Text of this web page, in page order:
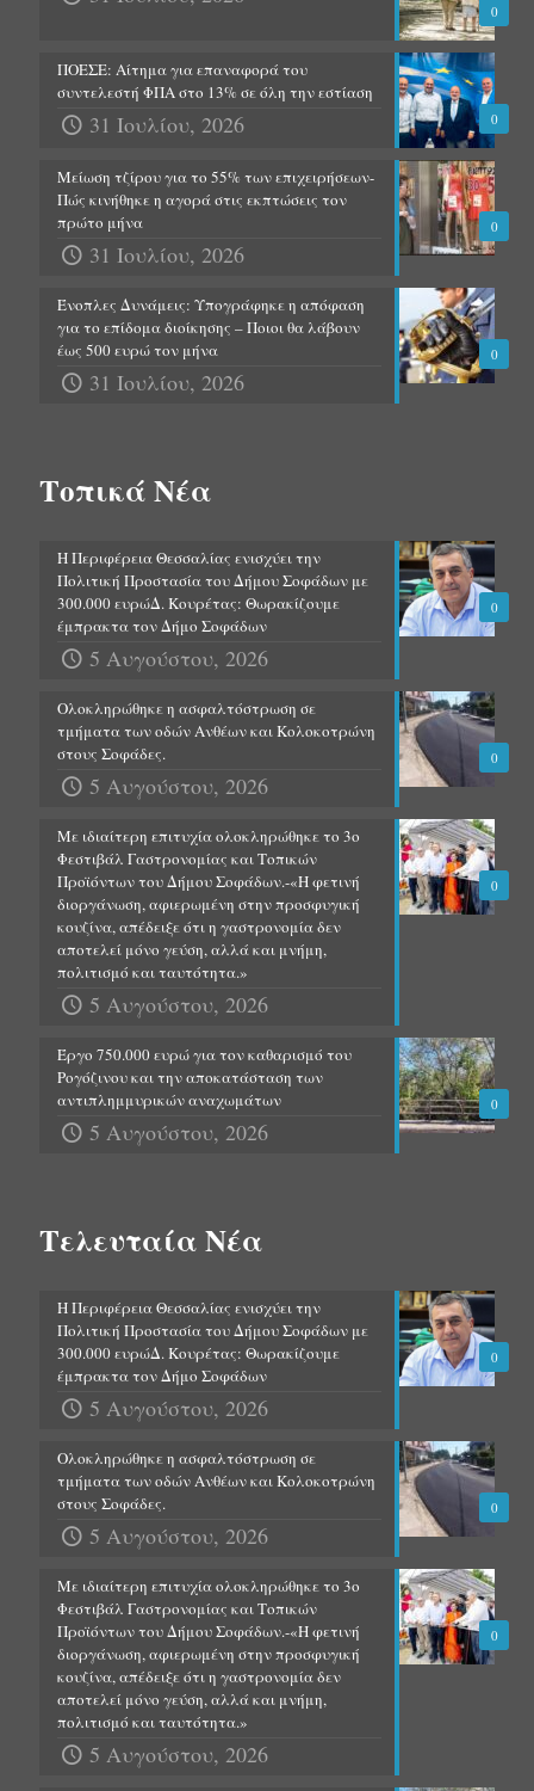
0
0
ΠΟΕΣΕ: Αίτημα για επαναφορά του
συντελεστή ΦΠΑ στο 13% σε όλη την εστίαση
31 Ιουλίου, 2026
0
Μείωση τζίρου για το 55% των επιχειρήσεων-
Πώς κινήθηκε η αγορά στις εκπτώσεις τον
πρώτο μήνα
31 Ιουλίου, 2026
0
Ένοπλες Δυνάμεις: Υπογράφηκε η απόφαση
για το επίδομα διοίκησης – Ποιοι θα λάβουν
έως 500 ευρώ τον μήνα
31 Ιουλίου, 2026
Τοπικά Νέα
0
Η Περιφέρεια Θεσσαλίας ενισχύει την
Πολιτική Προστασία του Δήμου Σοφάδων με
300.000 ευρώΔ. Κουρέτας: Θωρακίζουμε
έμπρακτα τον Δήμο Σοφάδων
5 Αυγούστου, 2026
0
Ολοκληρώθηκε η ασφαλτόστρωση σε
τμήματα των οδών Ανθέων και Κολοκοτρώνη
στους Σοφάδες.
5 Αυγούστου, 2026
0
Με ιδιαίτερη επιτυχία ολοκληρώθηκε το 3ο
Φεστιβάλ Γαστρονομίας και Τοπικών
Προϊόντων του Δήμου Σοφάδων.-«Η φετινή
διοργάνωση, αφιερωμένη στην προσφυγική
κουζίνα, απέδειξε ότι η γαστρονομία δεν
αποτελεί μόνο γεύση, αλλά και μνήμη,
πολιτισμό και ταυτότητα.»
5 Αυγούστου, 2026
0
Έργο 750.000 ευρώ για τον καθαρισμό του
Ρογόζινου και την αποκατάσταση των
αντιπλημμυρικών αναχωμάτων
5 Αυγούστου, 2026
Τελευταία Νέα
0
Η Περιφέρεια Θεσσαλίας ενισχύει την
Πολιτική Προστασία του Δήμου Σοφάδων με
300.000 ευρώΔ. Κουρέτας: Θωρακίζουμε
έμπρακτα τον Δήμο Σοφάδων
5 Αυγούστου, 2026
0
Ολοκληρώθηκε η ασφαλτόστρωση σε
τμήματα των οδών Ανθέων και Κολοκοτρώνη
στους Σοφάδες.
5 Αυγούστου, 2026
0
Με ιδιαίτερη επιτυχία ολοκληρώθηκε το 3ο
Φεστιβάλ Γαστρονομίας και Τοπικών
Προϊόντων του Δήμου Σοφάδων.-«Η φετινή
διοργάνωση, αφιερωμένη στην προσφυγική
κουζίνα, απέδειξε ότι η γαστρονομία δεν
αποτελεί μόνο γεύση, αλλά και μνήμη,
πολιτισμό και ταυτότητα.»
5 Αυγούστου, 2026